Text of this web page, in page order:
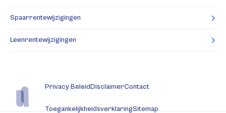
Spaarrentewijzigingen
Leenrentewijzigingen
Privacy BeleidDisclaimerContact
ToegankelijkheidsverklaringSitemap